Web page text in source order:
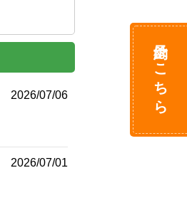
2026/07/06
2026/07/01
予約はこちら